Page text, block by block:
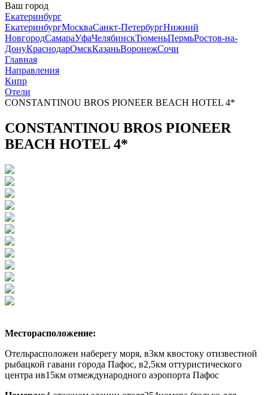
Ваш город
Екатеринбург
ЕкатеринбургМоскваСанкт-ПетербургНижний
НовгородСамараУфаЧелябинскТюменьПермьРостов-на-
ДонуКраснодарОмскКазаньВоронежСочи
Главная
Направления
Кипр
Отели
CONSTANTINOU BROS PIONEER BEACH HOTEL 4*
CONSTANTINOU BROS PIONEER
BEACH HOTEL 4*
Месторасположение:
Отельрасположен наберегу моря, в3км квостоку отизвестной
рыбацкой гавани города Пафос, в2,5км оттуристического
центра ив15км отмеждународного аэропорта Пафос